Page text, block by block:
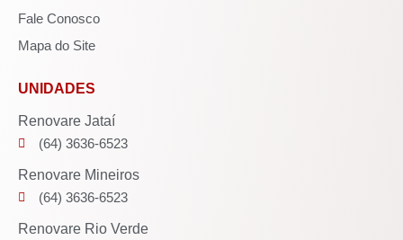
Fale Conosco
Mapa do Site
UNIDADES
Renovare Jataí
(64) 3636-6523
Renovare Mineiros
(64) 3636-6523
Renovare Rio Verde